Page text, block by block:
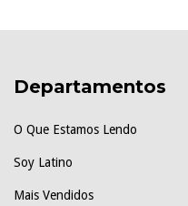
Departamentos
O Que Estamos Lendo
Soy Latino
Mais Vendidos